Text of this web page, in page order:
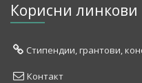
Корисни линкови
Стипендии, грантови,
Контакт